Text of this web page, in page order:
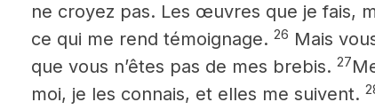
ne croyez pas. Les œuvres que je fais,
ce qui me rend témoignage. 26 Mais
que vous n’êtes pas de mes brebis. 27
moi, je les connais, et elles me suivent.